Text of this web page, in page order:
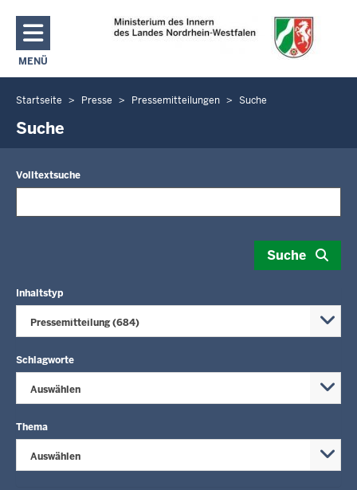
Direkt zum Inhalt
MENÜ
NAVIGATION AKTIVIEREN/DEAKTIVIEREN: MAIN MENU
Sie
befinden
Startseite Presse Pressemitteilungen Suche
Suche
Volltextsuche
Suche
Inhaltstyp
Pressemitteilung (684)
Schlagworte
Auswählen
Thema
Auswählen